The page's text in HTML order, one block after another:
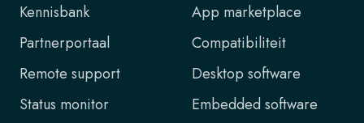
Kennisbank
Partnerportaal
Remote support
Status monitor
App marketplace
Compatibiliteit
Desktop software
Embedded software